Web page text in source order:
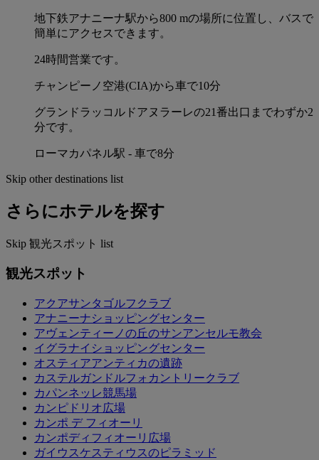
地下鉄アナニーナ駅から800 mの場所に位置し、バスで
簡単にアクセスできます。
24時間営業です。
チャンピーノ空港(CIA)から車で10分
グランドラッコルドアヌラーレの21番出口までわずか2
分です。
ローマカパネル駅 - 車で8分
Skip other destinations list
さらにホテルを探す
Skip 観光スポット list
観光スポット
アクアサンタゴルフクラブ
アナニーナショッピングセンター
アヴェンティーノの丘のサンアンセルモ教会
イグラナイショッピングセンター
オスティアアンティカの遺跡
カステルガンドルフォカントリークラブ
カパンネッレ競馬場
カンピドリオ広場
カンポ デ フィオーリ
カンポディフィオーリ広場
ガイウスケスティウスのピラミッド